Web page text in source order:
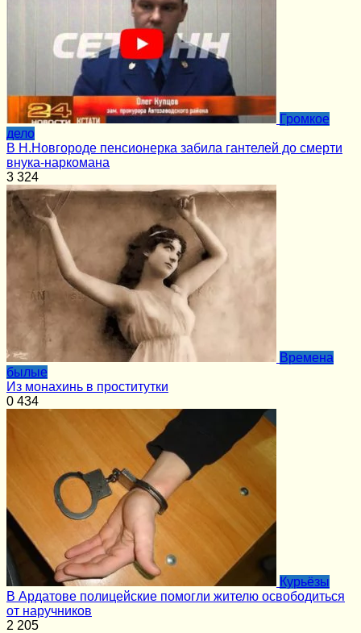
Громкое
дело
В Н.Новгороде пенсионерка забила гантелей до смерти
внука-наркомана
3 324
Времена
былые
Из монахинь в проститутки
0 434
Курьёзы
В Ардатове полицейские помогли жителю освободиться
от наручников
2 205